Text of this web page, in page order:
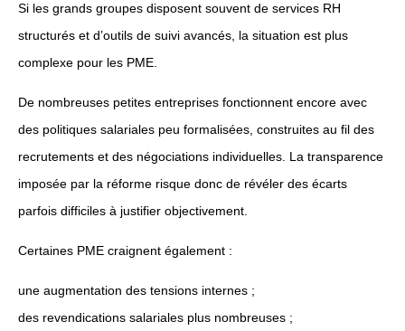
Si les grands groupes disposent souvent de services RH
structurés et d’outils de suivi avancés, la situation est plus
complexe pour les PME.
De nombreuses petites entreprises fonctionnent encore avec
des politiques salariales peu formalisées, construites au fil des
recrutements et des négociations individuelles. La transparence
imposée par la réforme risque donc de révéler des écarts
parfois difficiles à justifier objectivement.
Certaines PME craignent également :
une augmentation des tensions internes ;
des revendications salariales plus nombreuses ;